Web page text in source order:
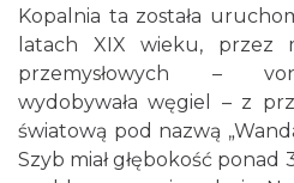
Kopalnia ta została
latach XIX wieku, przez
przemysłowych –
wydobywała węgiel – z
światową pod nazwą
Szyb miał głębokość ponad